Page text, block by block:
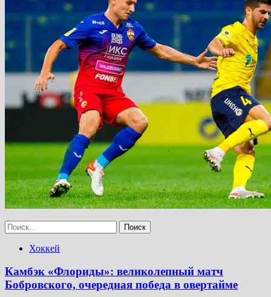
Найти:
Хоккей
Камбэк «Флориды»: великолепный матч
Бобровского, очередная победа в овертайме